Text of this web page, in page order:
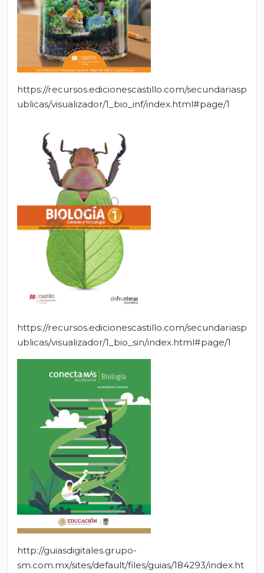
https://recursos.edicionescastillo.com/secundariasp
ublicas/visualizador/1_bio_inf/index.html#page/1
https://recursos.edicionescastillo.com/secundariasp
ublicas/visualizador/1_bio_sin/index.html#page/1
http://guiasdigitales.grupo-
sm.com.mx/sites/default/files/guias/184293/index.ht